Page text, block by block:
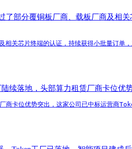
了部分覆铜板厂商、载板厂商及
关芯片终端的认证，持续获得小批量订
续落地，头部算力租赁厂商卡位优
卡位优势突出，这家公司已中标运营商